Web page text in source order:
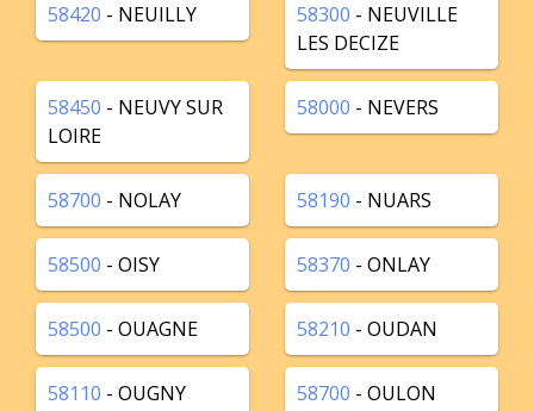
58420 - NEUILLY 58300 - NEUVILLE
LES DECIZE
58450 - NEUVY SUR
LOIRE
58000 - NEVERS
58700 - NOLAY 58190 - NUARS
58500 - OISY 58370 - ONLAY
58500 - OUAGNE 58210 - OUDAN
58110 - OUGNY 58700 - OULON